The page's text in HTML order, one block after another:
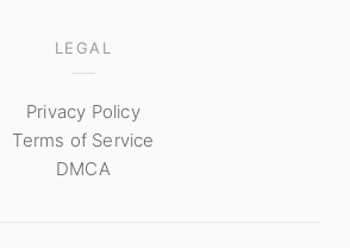
LEGAL
Privacy Policy
Terms of Service
DMCA